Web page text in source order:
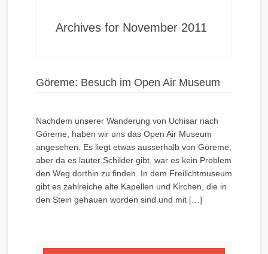
Archives for November 2011
Göreme: Besuch im Open Air Museum
Nachdem unserer Wanderung von Uchisar nach
Göreme, haben wir uns das Open Air Museum
angesehen. Es liegt etwas ausserhalb von Göreme,
aber da es lauter Schilder gibt, war es kein Problem
den Weg dorthin zu finden. In dem Freilichtmuseum
gibt es zahlreiche alte Kapellen und Kirchen, die in
den Stein gehauen worden sind und mit […]